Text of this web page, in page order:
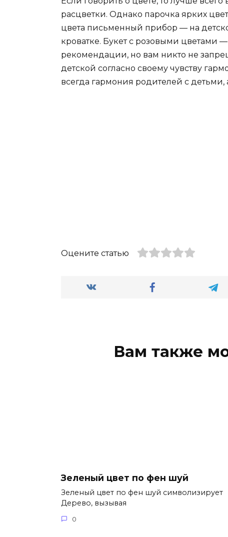
расцветки. Однако парочка ярких
цвета письменный прибор — на
кроватке. Букет с розовыми цветами
рекомендации, но вам никто не
детской согласно своему чувству
всегда гармония родителей с детьми,
Оцените статью
Вам также
Зеленый цвет по фен шуй
Зеленый цвет по фен шуй символизирует
Дерево, вызывая
0